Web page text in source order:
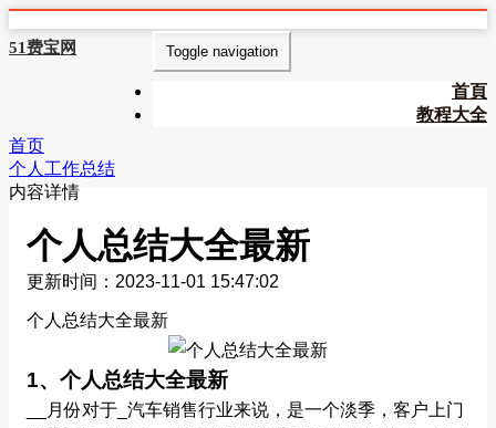
51费宝网 Toggle navigation
首頁
教程大全
首页
个人工作总结
内容详情
个人总结大全最新
更新时间：2023-11-01 15:47:02
个人总结大全最新
1、个人总结大全最新
__月份对于_汽车销售行业来说，是一个淡季，客户上门